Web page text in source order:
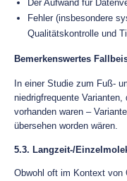
Der Aufwand für
Fehler (insbesondere
Qualitätskontrolle und
Bemerkenswertes
In einer Studie zum Fuß-
niedrigfrequente
vorhanden waren –
übersehen worden wären.
5.3. Langzeit-/
Obwohl oft im Kontext von